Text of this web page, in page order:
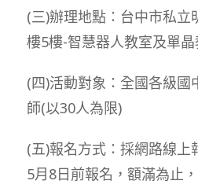
(三)辦理地點：台中市私立
樓5樓-智慧器人教室及單晶
(四)活動對象：全國各級國
師(以30人為限)
(五)報名方式：採網路線上
5月8日前報名，額滿為止